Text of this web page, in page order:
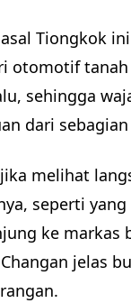
Tiongkok
otomotif
sehingga
dari
melihat
seperti
ke markas
jelas